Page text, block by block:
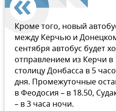
Кроме того, новый
между Керчью и
сентября автобус будет
отправлением из Керчи
столицу Донбасса в 5
дня. Промежуточные
в Феодосия – в 18.50,
– в 3 часа ночи.